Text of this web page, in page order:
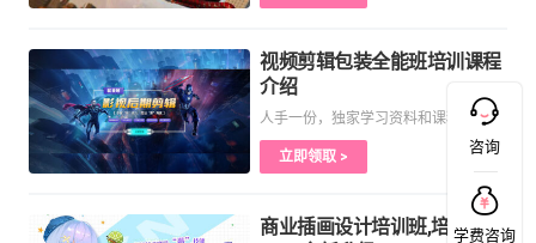
视频剪辑包装全能班培训课程
介绍
人手一份，独家学习资料和课程
立即领取 >
商业插画设计培训班,培训课程
咨询
学费咨询